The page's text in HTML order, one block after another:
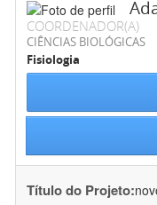
COORDENADOR(A)
CIÊNCIAS BIOLÓGICAS
Fisiologia
Título do Projeto: